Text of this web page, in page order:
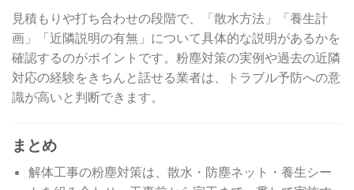
見積もりや打ち合わせの段階で、「散水方法」「養生計
画」「近隣説明の有無」について具体的な説明があるかを
確認するのがポイントです。粉塵対策の実例や過去の近隣
対応の経験をきちんと話せる業者は、トラブル予防への意
識が高いと判断できます。
まとめ
解体工事の粉塵対策は、散水・防塵ネット・養生シー